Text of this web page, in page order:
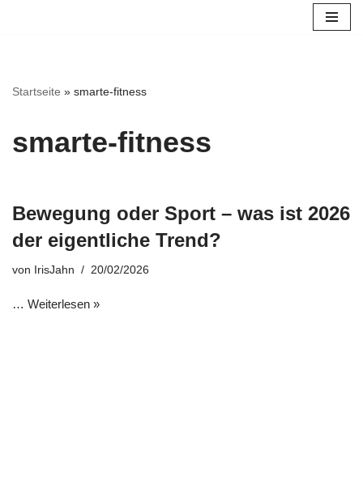
Startseite » smarte‑fitness
smarte‑fitness
Bewegung oder Sport – was ist 2026
der eigentliche Trend?
von IrisJahn 20/02/2026
… Weiterlesen »